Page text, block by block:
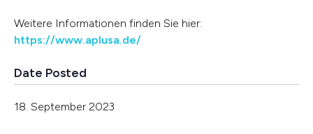
Date Posted
18. September 2023
Weitere Informationen finden Sie hier:
https://www.aplusa.de/